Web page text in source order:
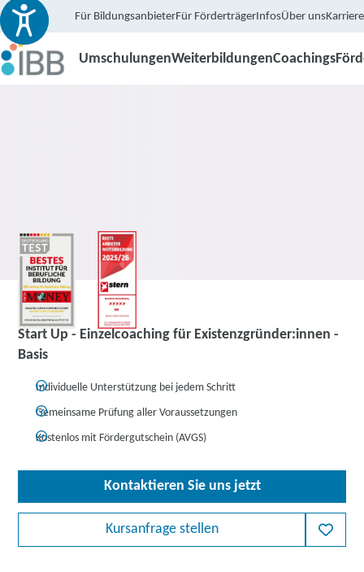
Für BildungsanbieterFür FörderträgerInfosÜber unsKarriere
UmschulungenWeiterbildungenCoachings
Coaching
Start Up - Einzelcoaching für Existenzgründer:innen -
Basis
Individuelle Unterstützung bei jedem Schritt
Gemeinsame Prüfung aller Voraussetzungen
Kostenlos mit Fördergutschein (AVGS)
Kontaktieren Sie uns jetzt
Kursanfrage stellen